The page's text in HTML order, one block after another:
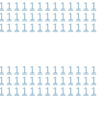
1 1 1 1 1 1 1 1 1 1 1 1 1
1 1 1 1 1 1 1 1 1 1 1 1 1
1 1 1 1 1 1 1 1 1 1 1 1 1
1 1 1 1 1 1 1 1 1 1 1 1 1
1 1 1 1 1 1 1 1 1 1 1 1 1
1 1 1 1 1 1 1 1 1 1 1 1 1